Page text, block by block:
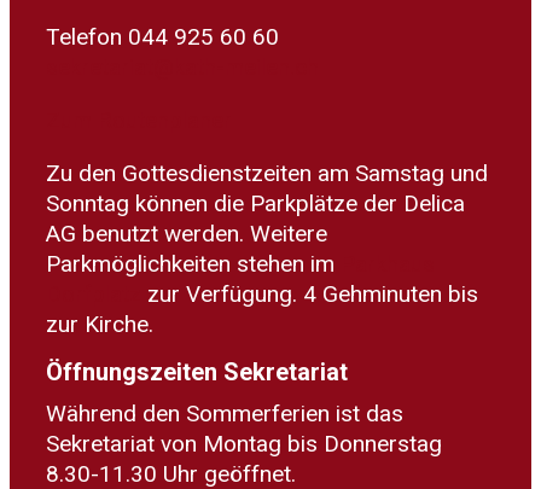
Telefon 044 925 60 60
Zu den Gottesdienstzeiten am Samstag und
Sonntag können die Parkplätze der Delica
AG benutzt werden. Weitere
Parkmöglichkeiten stehen im
zur Verfügung. 4 Gehminuten bis
zur Kirche.
Öffnungszeiten Sekretariat
Während den Sommerferien ist das
Sekretariat von Montag bis Donnerstag
8.30-11.30 Uhr geöffnet.